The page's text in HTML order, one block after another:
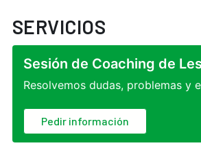
SERVICIOS
Sesión de Coaching de
Resolvemos dudas, problemas y
Pedir información